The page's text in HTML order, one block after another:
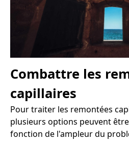
Combattre les
capillaires
Pour traiter les remontées
plusieurs options peuvent
fonction de l'ampleur du